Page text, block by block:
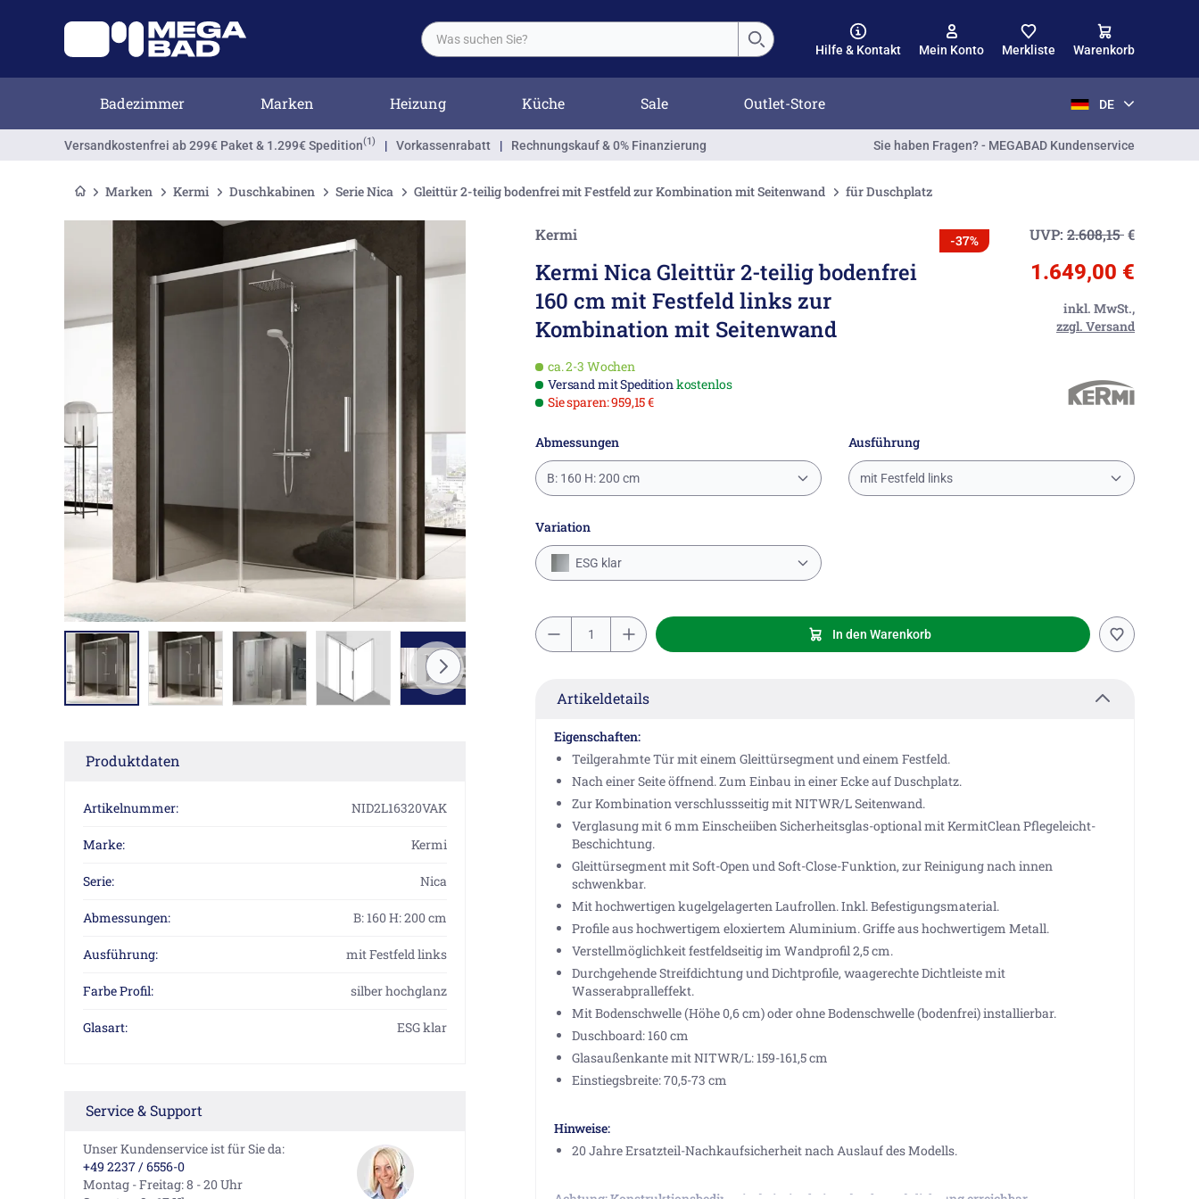
Hilfe & Kontakt Mein Konto Merkliste Warenkorb
Badezimmer Marken Heizung Küche Sale Outlet-Store DE
Versandkostenfrei ab 299€ Paket & 1.299€ Spedition(1) | Vorkassenrabatt | Rechnungskauf & 0% Finanzierung Sie haben Fragen? - MEGABAD Kundenservice
Marken Kermi Duschkabinen Serie Nica Gleittür 2-teilig bodenfrei mit Festfeld zur Kombination mit Seitenwand für Duschplatz
Produktdaten
Artikelnummer: NID2L16320VAK
Marke: Kermi
Serie: Nica
Abmessungen: B: 160 H: 200 cm
Ausführung: mit Festfeld links
Farbe Profil: silber hochglanz
Glasart: ESG klar
Service & Support
Unser Kundenservice ist für Sie da:
+49 2237 / 6556-0
Montag - Freitag: 8 - 20 Uhr
Kermi
Kermi Nica Gleittür 2-teilig bodenfrei
160 cm mit Festfeld links zur
Kombination mit Seitenwand
-37% UVP: 2.608,15€
1.649,00 €
inkl. MwSt.,
zzgl. Versand
ca. 2-3 Wochen
Versand mit Speditionkostenlos
Sie sparen: 959,15 €
Abmessungen
B: 160 H: 200 cm
Ausführung
mit Festfeld links
Variation
ESG klar
In den Warenkorb
Artikeldetails
Eigenschaften:
Teilgerahmte Tür mit einem Gleittürsegment und einem Festfeld.
Nach einer Seite öffnend. Zum Einbau in einer Ecke auf Duschplatz.
Zur Kombination verschlussseitig mit NITWR/L Seitenwand.
Verglasung mit 6 mm Einscheiiben Sicherheitsglas-optional mit KermitClean Pflegeleicht-
Beschichtung.
Gleittürsegment mit Soft-Open und Soft-Close-Funktion, zur Reinigung nach innen
schwenkbar.
Mit hochwertigen kugelgelagerten Laufrollen. Inkl. Befestigungsmaterial.
Profile aus hochwertigem eloxiertem Aluminium. Griffe aus hochwertigem Metall.
Verstellmöglichkeit festfeldseitig im Wandprofil 2,5 cm.
Durchgehende Streifdichtung und Dichtprofile, waagerechte Dichtleiste mit
Wasserabpralleffekt.
Mit Bodenschwelle (Höhe 0,6 cm) oder ohne Bodenschwelle (bodenfrei) installierbar.
Duschboard: 160 cm
Glasaußenkante mit NITWR/L: 159-161,5 cm
Einstiegsbreite: 70,5-73 cm
Hinweise:
20 Jahre Ersatzteil-Nachkaufsicherheit nach Auslauf des Modells.